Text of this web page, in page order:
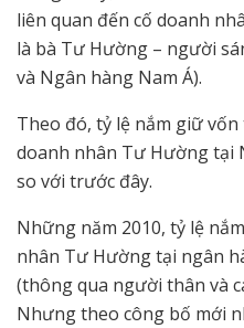
liên quan đến cố doanh
là bà Tư Hường – người
và Ngân hàng Nam Á).
Theo đó, tỷ lệ nắm giữ
doanh nhân Tư Hường tại
so với trước đây.
Những năm 2010, tỷ lệ
nhân Tư Hường tại ngân
(thông qua người thân và
Nhưng theo công bố mới